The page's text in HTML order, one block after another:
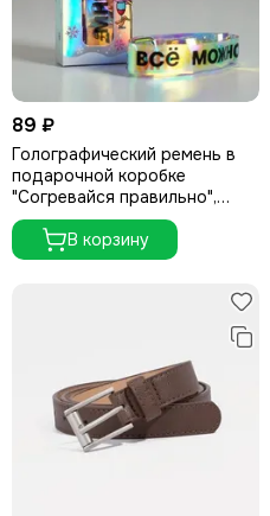
89 ₽
Голографический ремень в
подарочной коробке
"Согревайся правильно",
117х3 см
В корзину